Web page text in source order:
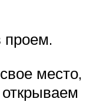
проем.
место,